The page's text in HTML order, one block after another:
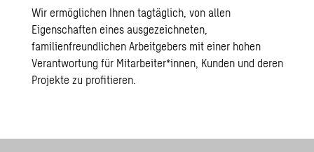
Wir ermöglichen Ihnen tagtäglich, von allen
Eigenschaften eines ausgezeichneten,
familienfreundlichen Arbeitgebers mit einer hohen
Verantwortung für Mitarbeiter*innen, Kunden und deren
Projekte zu profitieren.